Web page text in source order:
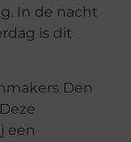
In de nacht
is dit
Den
een